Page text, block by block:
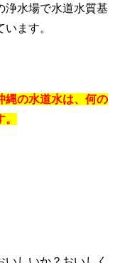
浄水場で水道水質基
ます。
縄の水道水は、何の